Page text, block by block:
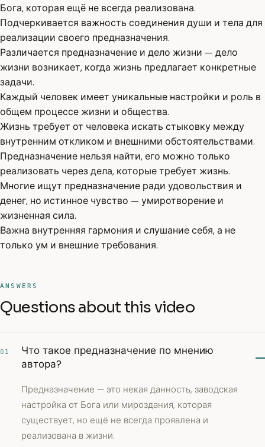
Бога, которая ещё не всегда реализована.
Подчеркивается важность соединения души и тела для
реализации своего предназначения.
Различается предназначение и дело жизни — дело
жизни возникает, когда жизнь предлагает конкретные
задачи.
Каждый человек имеет уникальные настройки и роль в
общем процессе жизни и общества.
Жизнь требует от человека искать стыковку между
внутренним откликом и внешними обстоятельствами.
Предназначение нельзя найти, его можно только
реализовать через дела, которые требует жизнь.
Многие ищут предназначение ради удовольствия и
денег, но истинное чувство — умиротворение и
жизненная сила.
Важна внутренняя гармония и слушание себя, а не
только ум и внешние требования.
ANSWERS
Questions about this video
01
Что такое предназначение по мнению
автора?
Предназначение — это некая данность, заводская
настройка от Бога или мироздания, которая
существует, но ещё не всегда проявлена и
реализована в жизни.